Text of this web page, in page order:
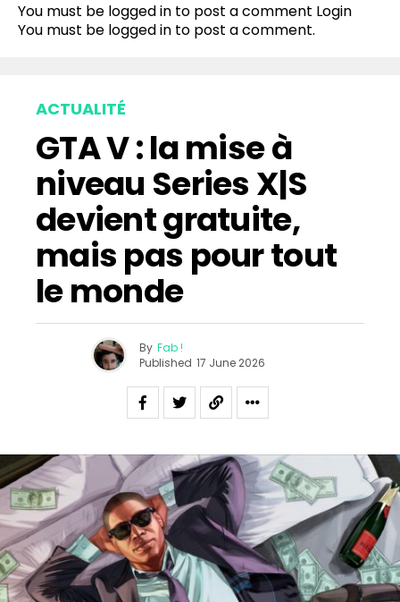
You must be logged in to post a comment Login
You must be logged in to post a comment.
ACTUALITÉ
GTA V : la mise à
niveau Series X|S
devient gratuite,
mais pas pour tout
le monde
By Fab !
Published 17 June 2026